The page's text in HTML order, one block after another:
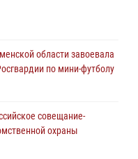
области завоевала
по мини-футболу
совещание-
охраны